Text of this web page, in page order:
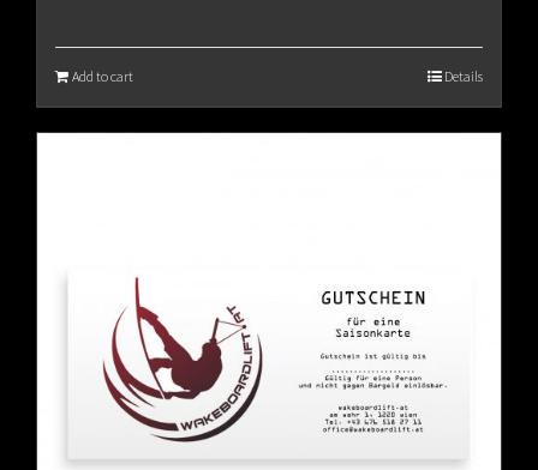
Add to cart Details